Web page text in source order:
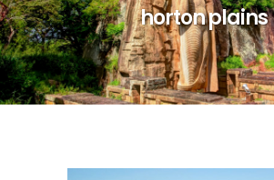
horton plains